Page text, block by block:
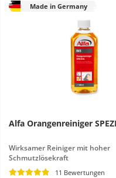
Made in Germany
Alfa Orangenreiniger
Wirksamer Reiniger mit hoher
Schmutzlösekraft
11 Bewertungen